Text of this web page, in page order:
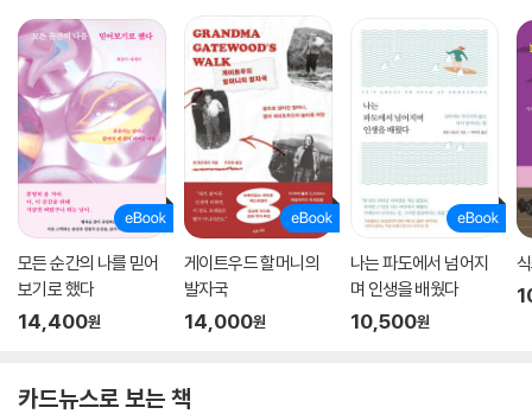
모든 순간의 나를 믿어
보기로 했다
14,400원
게이트우드 할머니의
발자국
14,000원
나는 파도에서 넘어지
며 인생을 배웠다
10,500원
카드뉴스로 보는 책